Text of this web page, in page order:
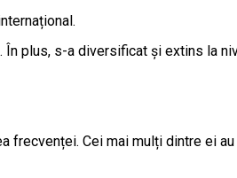
plus, s-a diversificat și extins la
Cei mai mulți dintre ei